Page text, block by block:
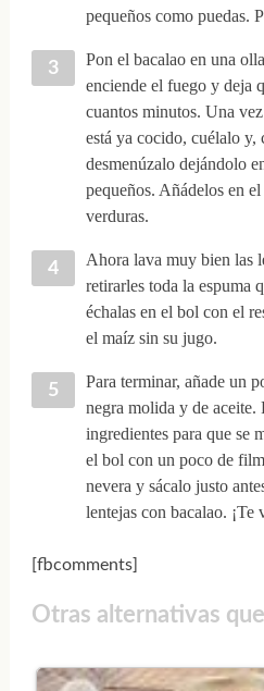
pequeños como puedas.
Pon el bacalao en una
enciende el fuego y deja
cuantos minutos. Una
está ya cocido, cuélalo y,
desmenúzalo dejándolo
pequeños. Añádelos en
verduras.
Ahora lava muy bien las
retirarles toda la espuma
échalas en el bol con el
el maíz sin su jugo.
Para terminar, añade un
negra molida y de aceite.
ingredientes para que se
el bol con un poco de
nevera y sácalo justo
lentejas con bacalao. ¡Te
[fbcomments]
Otras alternativas